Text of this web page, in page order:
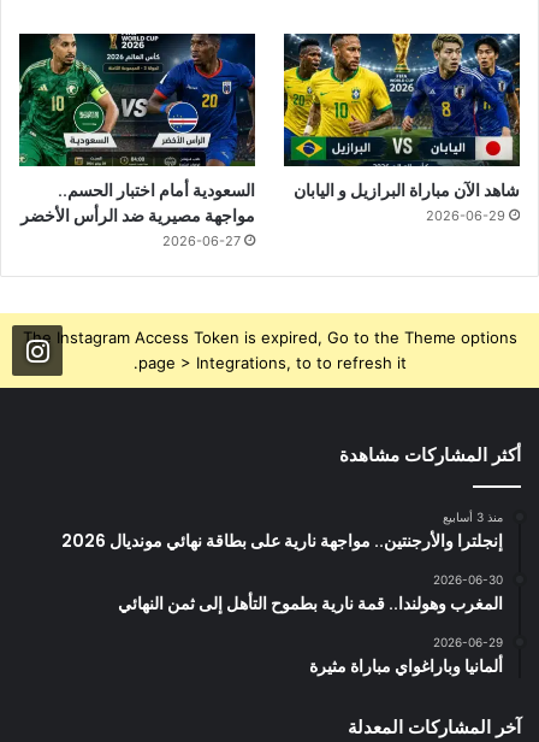
شاهد الآن مباراة البرازيل و اليابان
2026-06-29
السعودية أمام اختبار الحسم..
مواجهة مصيرية ضد الرأس الأخضر
2026-06-27
The Instagram Access Token is expired, Go to the Theme options
page > Integrations, to to refresh it.
أكثر المشاركات مشاهدة
منذ 3 أسابيع
إنجلترا والأرجنتين.. مواجهة نارية على بطاقة نهائي مونديال 2026
2026-06-30
المغرب وهولندا.. قمة نارية بطموح التأهل إلى ثمن النهائي
2026-06-29
ألمانيا وباراغواي مباراة مثيرة
آخر المشاركات المعدلة